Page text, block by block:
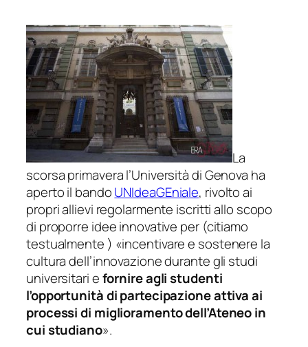
La
scorsa primavera l’Università di Genova ha
aperto il bandoUNIdeaGEniale, rivolto ai
propri allievi regolarmente iscritti allo scopo
di proporre idee innovative per (citiamo
testualmente ) «incentivare e sostenere la
cultura dell’innovazione durante gli studi
universitari efornire agli studenti
l’opportunità di partecipazione attiva ai
processi di miglioramento dell’Ateneo in
cui studiano».